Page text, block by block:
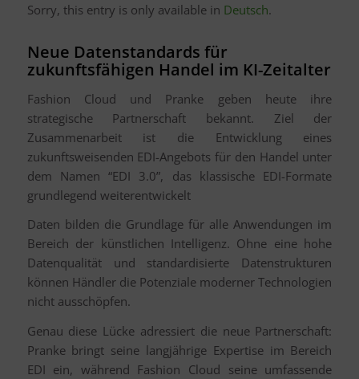
Sorry, this entry is only available in Deutsch.
Neue Datenstandards für
zukunftsfähigen Handel im KI-Zeitalter
Fashion Cloud und Pranke geben heute ihre
strategische Partnerschaft bekannt. Ziel der
Zusammenarbeit ist die Entwicklung eines
zukunftsweisenden EDI-Angebots für den Handel unter
dem Namen “EDI 3.0”, das klassische EDI-Formate
grundlegend weiterentwickelt
Daten bilden die Grundlage für alle Anwendungen im
Bereich der künstlichen Intelligenz. Ohne eine hohe
Datenqualität und standardisierte Datenstrukturen
können Händler die Potenziale moderner Technologien
nicht ausschöpfen.
Genau diese Lücke adressiert die neue Partnerschaft:
Pranke bringt seine langjährige Expertise im Bereich
EDI ein, während Fashion Cloud seine umfassende